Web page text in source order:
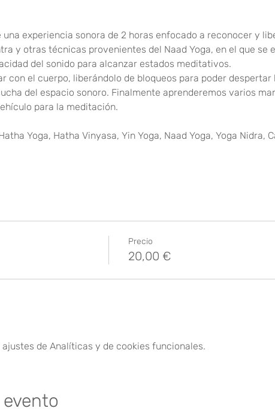
una experiencia sonora de 2 horas enfocado a reconocer y
y otras técnicas provenientes del Naad Yoga, en el que se
con el cuerpo, liberándolo de bloqueos para poder
del espacio sonoro. Finalmente aprenderemos varios
para la meditación.
Yoga, Hatha Vinyasa, Yin Yoga, Naad Yoga, Yoga Nidra,
Precio
20,00 €
de Analíticas y de cookies funcionales.